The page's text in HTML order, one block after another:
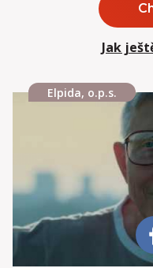
Elpida, o.p.s.
Jak